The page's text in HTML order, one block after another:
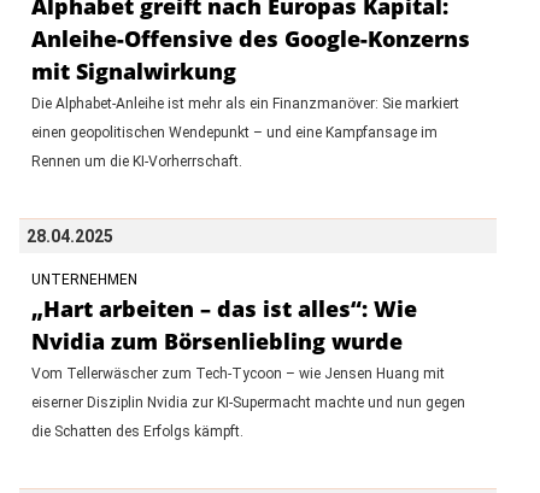
Alphabet greift nach Europas Kapital:
Anleihe-Offensive des Google-Konzerns
mit Signalwirkung
Die Alphabet-Anleihe ist mehr als ein Finanzmanöver: Sie markiert
einen geopolitischen Wendepunkt – und eine Kampfansage im
Rennen um die KI-Vorherrschaft.
28.04.2025
UNTERNEHMEN
„Hart arbeiten – das ist alles“: Wie
Nvidia zum Börsenliebling wurde
Vom Tellerwäscher zum Tech-Tycoon – wie Jensen Huang mit
eiserner Disziplin Nvidia zur KI-Supermacht machte und nun gegen
die Schatten des Erfolgs kämpft.